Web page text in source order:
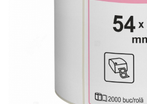
Pungi hartie